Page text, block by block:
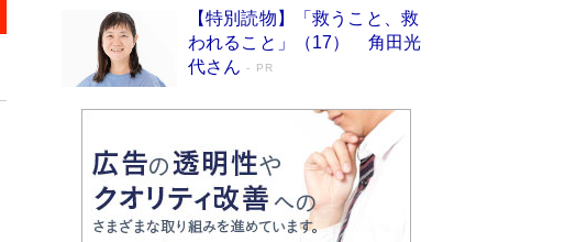
「なんで？ そんな馬鹿な……」90歳になった作
家・阿刀田高さんが、ひとり暮らしの生活を明か
す
Book Bang
竹内由恵の前に現れた「テレビ観ないんだよね
ぇ」という男性…夫を選んでテレ朝退社したワケ
和田秀樹の70代、80代向け新書がベスト3を独
占 上半期1位にも選出［新書ベストセラー］
Book Bang
【特別読物】「救うこと、救
われること」（17） 角田光
代さん
PR